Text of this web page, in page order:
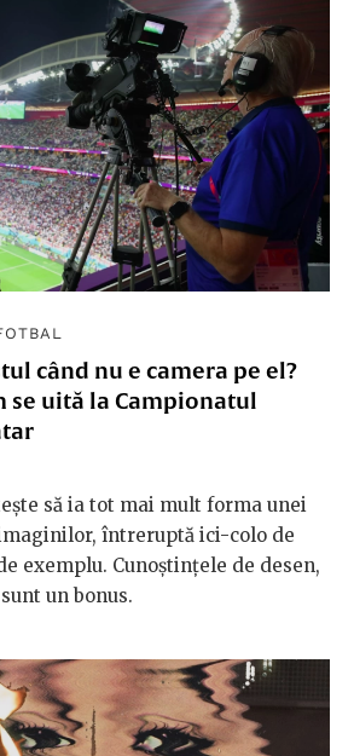
când nu e camera pe el?
se uită la Campionatul
să ia tot mai mult forma unei
întreruptă ici-colo de
exemplu. Cunoștințele de desen,
un bonus.